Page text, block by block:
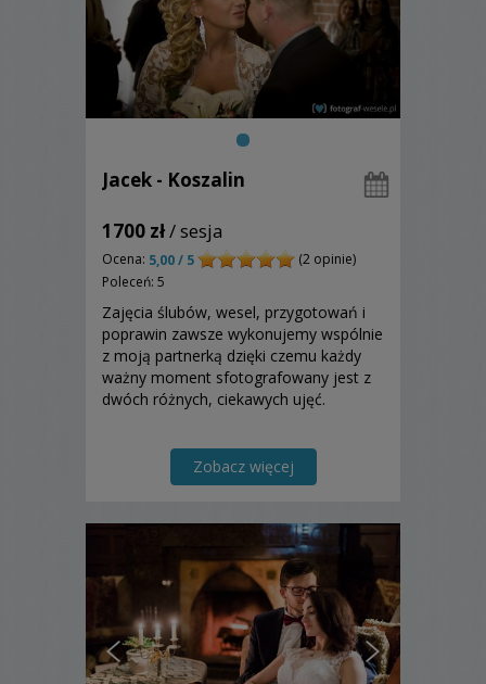
Jacek - Koszalin
1700 zł/ sesja
Ocena: 5,00 / 5
(2 opinie)
Poleceń: 5
Zajęcia ślubów, wesel, przygotowań i
poprawin zawsze wykonujemy wspólnie
z moją partnerką dzięki czemu każdy
ważny moment sfotografowany jest z
dwóch różnych, ciekawych ujęć.
Zobacz więcej